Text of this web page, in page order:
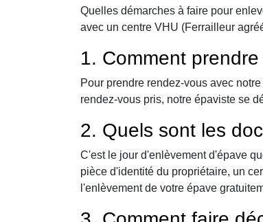
Quelles démarches à faire pour
avec un centre VHU (Ferrailleur
1. Comment
Pour prendre rendez-vous avec
rendez-vous pris, notre épaviste se
2. Quels sont les
C'est le jour d'enlèvement d'épave
pièce d'identité du propriétaire, un
l'enlèvement de votre épave